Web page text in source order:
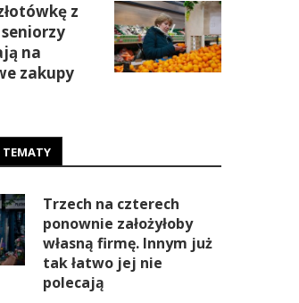
z
na
zakupy
TEMATY
Trzech na czterech
ponownie założyłoby
własną firmę. Innym już
tak łatwo jej nie
polecają